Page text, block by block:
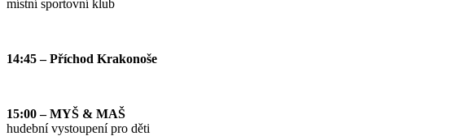
místní sportovní klub
14:45 – Příchod Krakonoše
15:00 – MYŠ & MAŠ
hudební vystoupení pro děti